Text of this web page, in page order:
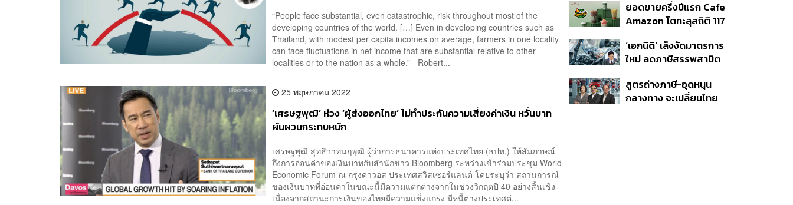
“People face substantial, even catastrophic, risk throughout most of the
developing countries of the world. […] Even in developing countries such as
Thailand, with modest per capita incomes on average, farmers in one locality
can face fluctuations in net income that are substantial relative to other
localities or to the nation as a whole.” - Robert...
25 พฤษภาคม 2022
‘เศรษฐพุฒิ’ ห่วง ‘ผู้ส่งออกไทย’ ไม่ทำประกันความเสี่ยงค่าเงิน หวั่นบาท
ผันผวนกระทบหนัก
เศรษฐพุฒิ สุทธิวาทนฤพุฒิ ผู้ว่าการธนาคารแห่งประเทศไทย (ธปท.) ให้สัมภาษณ์
ถึงการอ่อนค่าของเงินบาทกับสำนักข่าว Bloomberg ระหว่างเข้าร่วมประชุม World
Economic Forum ณ กรุงดาวอส ประเทศสวิสเซอร์แลนด์ โดยระบุว่า สถานการณ์
ของเงินบาทที่อ่อนค่าในขณะนี้มีความแตกต่างจากในช่วงวิกฤตปี 40 อย่างสิ้นเชิง
เนื่องจากสถานะการเงินของไทยมีความแข็งแกร่ง มีหนี้ต่างประเทศต่...
สัญญาถึงน้องสาวผู้ล่วง
ลับ
ยอดขายครึ่งปีแรก Cafe
Amazon โตทะลุสถิติ 117
สไตล์ OR โตต่อเนื่อง
‘เอกนิติ’ เล็งงัดมาตรการ
ใหม่ ลดภาษีสรรพสามิต
โรงงานในไทย
สูตรถ่างภาษี-อุดหนุน
กลางทาง จะเปลี่ยนไทย